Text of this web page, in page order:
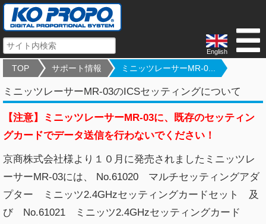
English
TOP サポート情報 ミニッツレーサーMR-0...
ミニッツレーサーMR-03のICSセッティングについて
【注意】ミニッツレーサーMR-03に、既存のセッティン
グカードでデータ送信を行わないでください！
京商株式会社様より１０月に発売されましたミニッツレ
ーサーMR-03には、 No.61020 マルチセッティングアダ
プター ミニッツ2.4GHzセッティングカードセット 及
び No.61021 ミニッツ2.4GHzセッティングカード